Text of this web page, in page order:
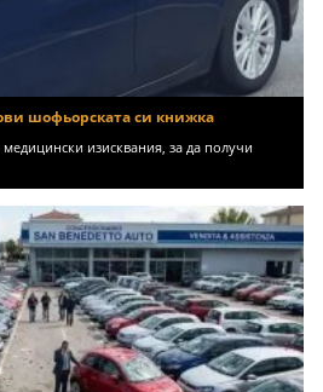
шофьорската си книжка
изисквания, за да получи